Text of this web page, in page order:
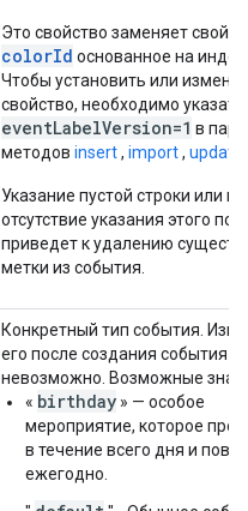
Это свойство заменяет
colorId основанное на
Чтобы установить или
свойство, необходимо указать
eventLabelVersion=1 в
методов insert, import, update
Указание пустой строки или
отсутствие указания этого
приведет к удалению
метки из события.
Конкретный тип события.
его после создания события
невозможно. Возможные
« birthday » — особое
мероприятие, которое
в течение всего дня и
ежегодно.